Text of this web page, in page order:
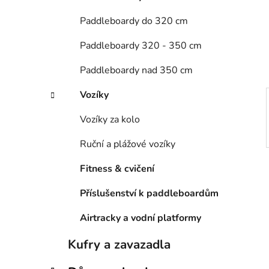
e
Paddleboardy do 320 cm
Paddleboardy 320 - 350 cm
Paddleboardy nad 350 cm
Vozíky
Vozíky za kolo
Ruční a plážové vozíky
Fitness & cvičení
Příslušenství k paddleboardům
Airtracky a vodní platformy
Kufry a zavazadla